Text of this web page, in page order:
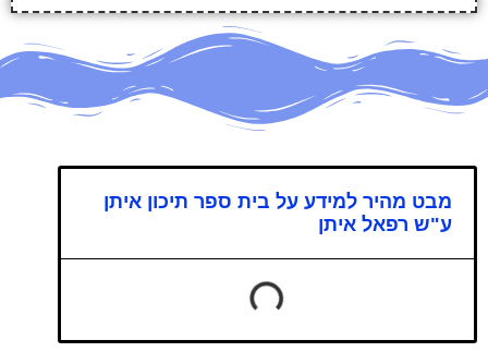
מבט מהיר למידע על בית ספר תיכון איתן
ע"ש רפאל איתן